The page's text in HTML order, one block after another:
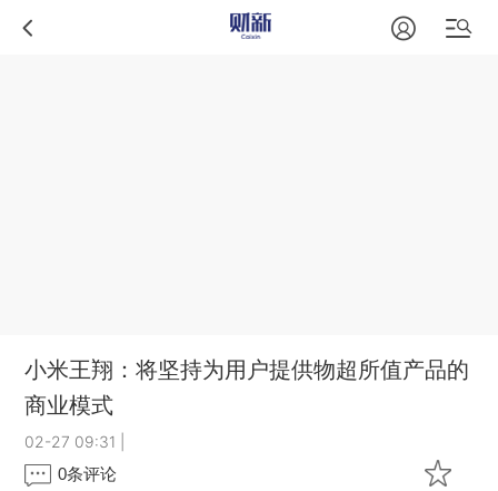
小米王翔：将坚持为用户提供物超所值产品的
商业模式
02-27 09:31
0条评论